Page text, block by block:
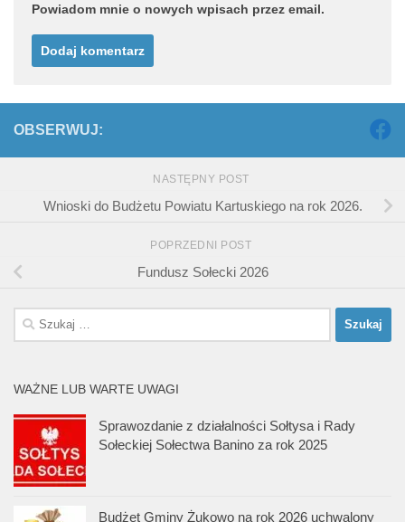
Powiadom mnie o nowych wpisach przez email.
OBSERWUJ:
NASTĘPNY POST
Wnioski do Budżetu Powiatu Kartuskiego na rok 2026.
POPRZEDNI POST
Fundusz Sołecki 2026
Szukaj:
WAŻNE LUB WARTE UWAGI
Sprawozdanie z działalności Sołtysa i Rady
Sołeckiej Sołectwa Banino za rok 2025
Budżet Gminy Żukowo na rok 2026 uchwalony